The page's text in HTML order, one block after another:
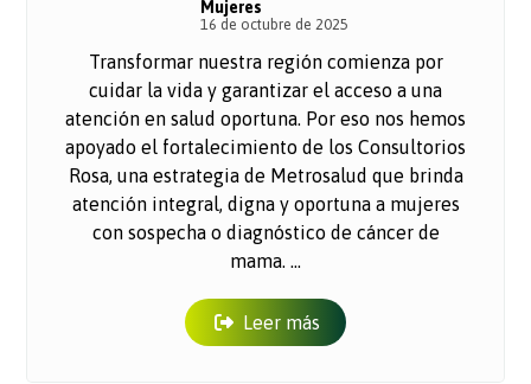
Mujeres
16 de octubre de 2025
Transformar nuestra región comienza por
cuidar la vida y garantizar el acceso a una
atención en salud oportuna. Por eso nos hemos
apoyado el fortalecimiento de los Consultorios
Rosa, una estrategia de Metrosalud que brinda
atención integral, digna y oportuna a mujeres
con sospecha o diagnóstico de cáncer de
mama. ...
Leer más